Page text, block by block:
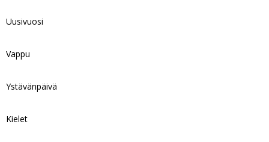
Uusivuosi
Vappu
Ystävänpäivä
Kielet